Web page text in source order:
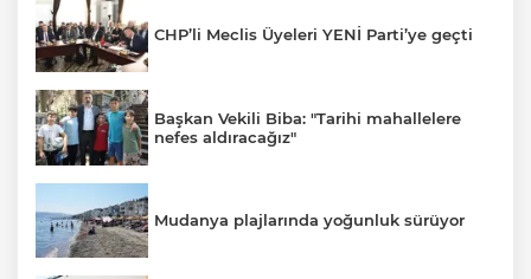
CHP’li Meclis Üyeleri YENİ Parti’ye geçti
Başkan Vekili Biba: "Tarihi mahallelere
nefes aldıracağız"
Mudanya plajlarında yoğunluk sürüyor